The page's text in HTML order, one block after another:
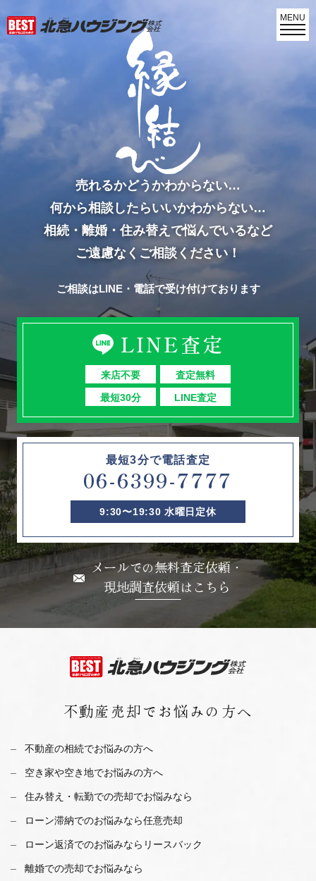
MENU
売れるかどうかわからない…
何から相談したらいいかわからない…
相続・離婚・住み替えで悩んでいるなど
ご遠慮なくご相談ください！
ご相談はLINE・電話で受け付けております
LINE査定
来店不要
査定無料
最短30分
LINE査定
最短3分で電話査定
06-6399-7777
9:30〜19:30 水曜日定休
メールでの無料査定依頼・
現地調査依頼はこちら
不動産売却で お悩みの方へ
不動産の相続でお悩みの方へ
空き家や空き地でお悩みの方へ
住み替え・転勤での売却でお悩みなら
ローン滞納でのお悩みなら任意売却
ローン返済でのお悩みならリースバック
離婚での売却でお悩みなら